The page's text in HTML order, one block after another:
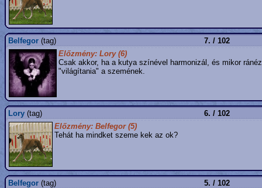
Belfegor (tag)
7. / 102
Előzmény: Lory (6)
Csak akkor, ha a kutya színével harmonizál, és mikor
"világítania" a szemének.
Lory (tag)
6. / 102
Előzmény: Belfegor (5)
Tehát ha mindket szeme kek az ok?
Belfegor (tag)
5. / 102